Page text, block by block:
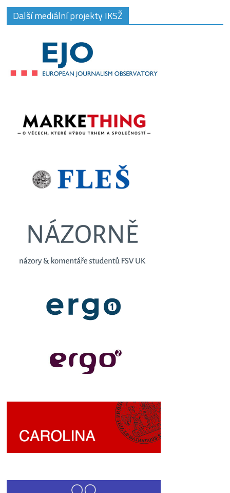
Další mediální projekty IKSŽ